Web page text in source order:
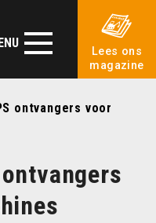
Lees ons
magazine
ontvangers voor